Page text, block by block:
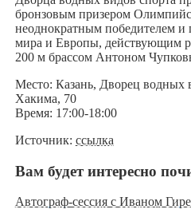
бронзовым призером
неоднократным победителем и
мира и Европы, действующим
200 м брассом Антоном
Место: Казань, Дворец водных
Хакима, 70
Время: 17:00-18:00
Источник: ссылка
Вам будет интересно
Автограф-сессия с Иваном